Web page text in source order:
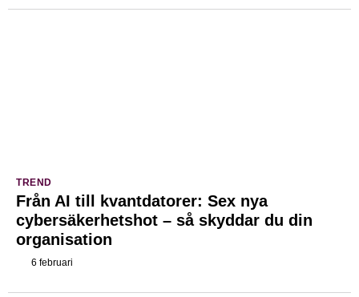
TREND
Från AI till kvantdatorer: Sex nya
cybersäkerhetshot – så skyddar du din
organisation
6 februari